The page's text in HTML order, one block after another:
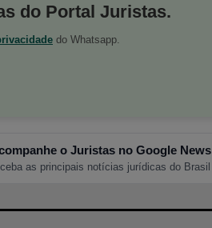
do Portal Juristas.
do Whatsapp.
o Juristas no Google News
as principais notícias jurídicas do Brasil